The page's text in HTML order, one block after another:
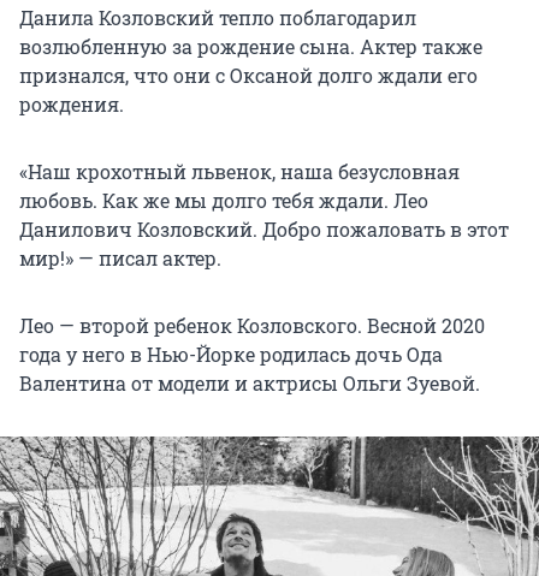
Данила Козловский тепло поблагодарил
возлюбленную за рождение сына. Актер также
признался, что они с Оксаной долго ждали его
рождения.
«Наш крохотный львенок, наша безусловная
любовь. Как же мы долго тебя ждали. Лео
Данилович Козловский. Добро пожаловать в этот
мир!» — писал актер.
Лео — второй ребенок Козловского. Весной 2020
года у него в Нью-Йорке родилась дочь Ода
Валентина от модели и актрисы Ольги Зуевой.